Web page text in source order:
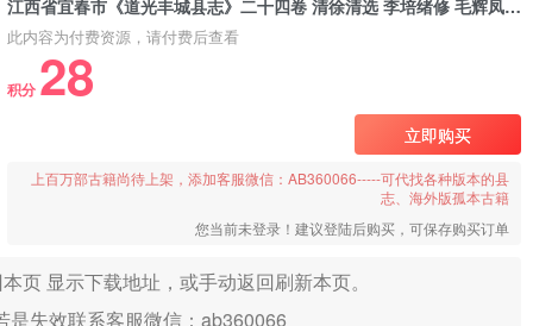
江西省宜春市《道光丰城县志》二十四卷 清徐清选 李培绪修 毛辉凤纂PDF电子版地方志下载
此内容为付费资源，请付费后查看
积分 28
立即购买
上百万部古籍尚待上架，添加客服微信：AB360066-----可代找各种版本的县
志、海外版孤本古籍
您当前未登录！建议登陆后购买，可保存购买订单
页 显示下载地址，或手动返回刷新本页。
是失效联系客服微信：ab360066